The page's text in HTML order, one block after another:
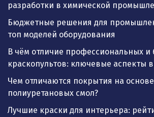
разработки в химической
Бюджетные решения для
топ моделей оборудования
В чём отличие профессиональных и
краскопультов: ключевые аспекты
Чем отличаются покрытия на
полиуретановых смол?
Лучшие краски для интерьера: